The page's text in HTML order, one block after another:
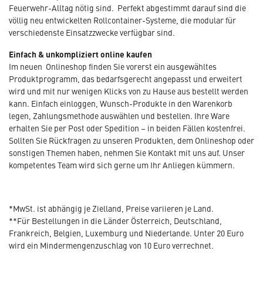
Feuerwehr-Alltag nötig sind. Perfekt abgestimmt darauf sind die
völlig neu entwickelten Rollcontainer-Systeme, die modular für
verschiedenste Einsatzzwecke verfügbar sind.
Einfach & unkompliziert online kaufen
Im neuen Onlineshop finden Sie vorerst ein ausgewähltes
Produktprogramm, das bedarfsgerecht angepasst und erweitert
wird und mit nur wenigen Klicks von zu Hause aus bestellt werden
kann. Einfach einloggen, Wunsch-Produkte in den Warenkorb
legen, Zahlungsmethode auswählen und bestellen. Ihre Ware
erhalten Sie per Post oder Spedition – in beiden Fällen kostenfrei.
Sollten Sie Rückfragen zu unseren Produkten, dem Onlineshop oder
sonstigen Themen haben, nehmen Sie Kontakt mit uns auf. Unser
kompetentes Team wird sich gerne um Ihr Anliegen kümmern.
*MwSt. ist abhängig je Zielland, Preise variieren je Land.
**Für Bestellungen in die Länder Österreich, Deutschland,
Frankreich, Belgien, Luxemburg und Niederlande. Unter 20 Euro
wird ein Mindermengenzuschlag von 10 Euro verrechnet.